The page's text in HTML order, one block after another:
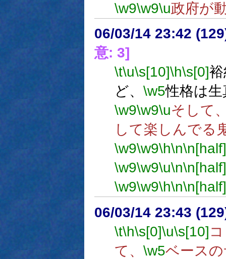
\w9\w9\u政府が
06/03/14 23:42
意: 3]
\t\u\s[10]\h\s[0]
ど、 \w5性格は
\w9\w9\uそして
して楽しんでる
\w9\w9\h\n\n[half]
\w9\w9\u\n\n[half]
\w9\w9\h\n\n[half]
06/03/14 23:43
\t\h\s[0]\u\s[10]
て、 \w5ベース